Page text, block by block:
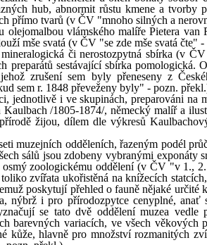
hub, abnormit růstu kmene a tvorby
přímo tvarů (v ČV "mnoho silných a
olejomalbou vlámského malíře Pietera
mše svatá (v ČV "se zde mše svatá čte"
či nerostozpytná sbírka (v
preparátů sestávající sbírka pomologická.
zrušení sem byly přeneseny z
sem r. 1848 převeženy byly" - pozn.
jednotlivě i ve skupinách, preparováni
/1805-1874/, německý malíř a
žijou, dílem dle výkresů
muzejních odděleních, řazeným podél
sálů jsou zdobeny vybranými exponáty
zoologickému oddělení (v ČV "v 1.,
zvířata ukořistěná na knížecích
poskytují přehled o fauně nějaké
nýbrž i pro přírodozpytce cenyplné, anať
se tato dvě oddělení muzea vedle
barevných variacích, ve všech věkových
kůže, hlavně pro množství rozmanitých